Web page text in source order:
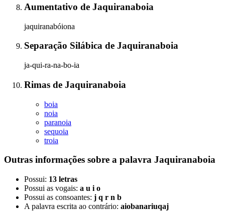
Aumentativo de Jaquiranaboia
jaquiranabóiona
Separação Silábica de Jaquiranaboia
ja-qui-ra-na-bo-ia
Rimas de Jaquiranaboia
boia
noia
paranoia
sequoia
troia
Outras informações sobre a palavra Jaquiranaboia
Possui: 13 letras
Possui as vogais: a u i o
Possui as consoantes: j q r n b
A palavra escrita ao contrário: aiobanariuqaj